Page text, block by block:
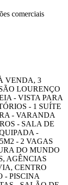
comerciais
VENDA, 3
LOURENÇO
- VISTA PARA
- 1 SUÍTE
- VARANDA
- SALA DE
-
- 2 VAGAS
DO MUNDO
AGÊNCIAS
CENTRO
- PISCINA